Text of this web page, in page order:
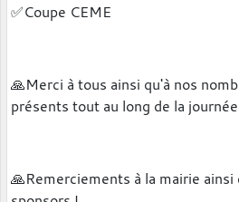
✅️Coupe CEME
🙏Merci à tous ainsi qu'à nos
présents tout au long de la
🙏Remerciements à la mairie